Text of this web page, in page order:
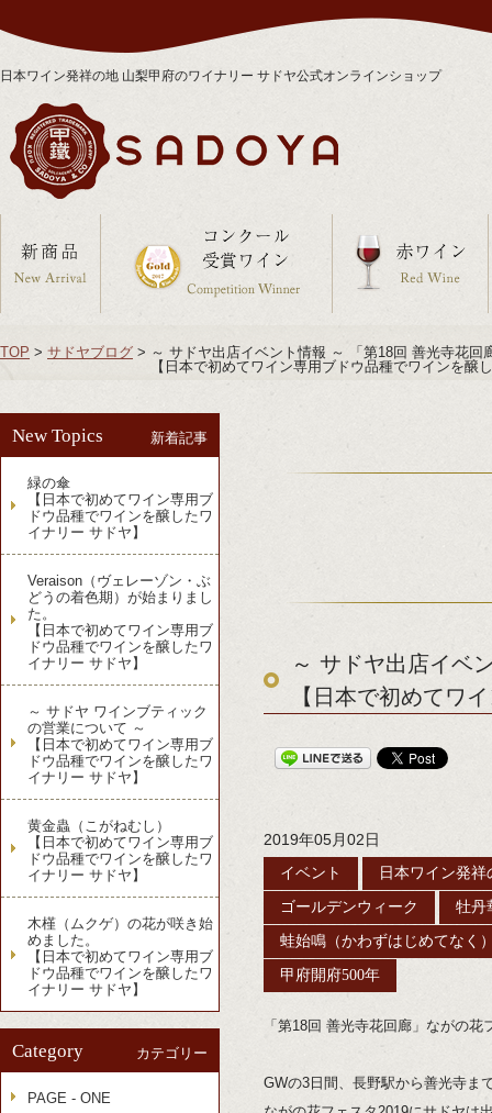
日本ワイン発祥の地 山梨甲府のワイナリー サドヤ公式オンラインショップ
TOP > サドヤブログ > ～ サドヤ出店イベント情報 ～ 「第18回 善光寺花回
【日本で初めてワイン専用ブドウ品種でワインを醸
～ サドヤ出店イベ
【日本で初めてワ
2019年05月02日
イベント 日本ワイン発祥
ゴールデンウィーク 牡丹
蛙始鳴（かわずはじめてなく
甲府開府500年
「第18回 善光寺花回廊」ながの花
GWの3日間、長野駅から善光寺ま
New Topics 新着記事
緑の傘
【日本で初めてワイン専用ブ
ドウ品種でワインを醸したワ
イナリー サドヤ】
Veraison（ヴェレーゾン・ぶ
どうの着色期）が始まりまし
た。
【日本で初めてワイン専用ブ
ドウ品種でワインを醸したワ
イナリー サドヤ】
～ サドヤ ワインブティック
の営業について ～
【日本で初めてワイン専用ブ
ドウ品種でワインを醸したワ
イナリー サドヤ】
黄金蟲（こがねむし）
【日本で初めてワイン専用ブ
ドウ品種でワインを醸したワ
イナリー サドヤ】
木槿（ムクゲ）の花が咲き始
めました。
【日本で初めてワイン専用ブ
ドウ品種でワインを醸したワ
イナリー サドヤ】
Category カテゴリー
PAGE - ONE